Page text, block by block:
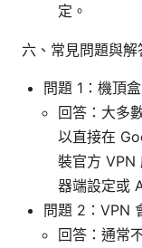
定。
六、常見問題與解
問題 1：機頂
回答：大多
以直接在
裝官方 VPN
器端設定或
問題 2：VPN
回答：通常